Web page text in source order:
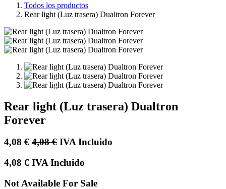
Todos los productos
Rear light (Luz trasera) Dualtron Forever
Rear light (Luz trasera) Dualtron
Forever
4,08 € 4,08€ IVA Incluido
4,08 € IVA Incluido
Not Available For Sale